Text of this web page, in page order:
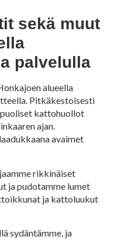
sekä muut
palvelulla
alueella
Pitkäkestoisesti
kattohuollot
ajan.
avaimet
rikkinäiset
ja pudotamme lumet
ja kattoluukut
sydäntämme, ja